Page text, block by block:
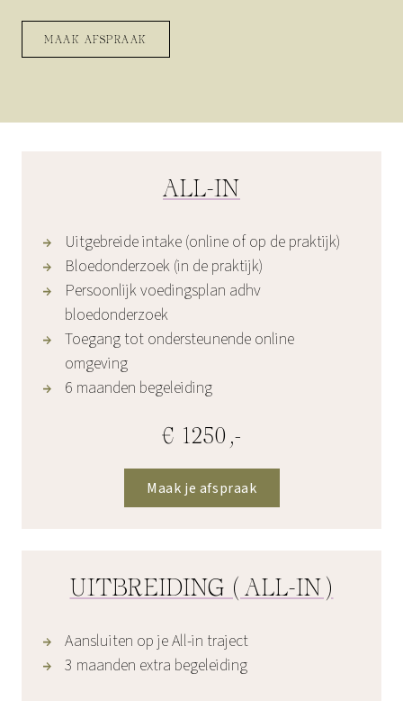
MAAK AFSPRAAK
ALL-IN
Uitgebreide intake (online of op de praktijk)
Bloedonderzoek (in de praktijk)
Persoonlijk voedingsplan adhv
bloedonderzoek
Toegang tot ondersteunende online
omgeving
6 maanden begeleiding
€ 1250,-
Maak je afspraak
UITBREIDING (ALL-IN)
Aansluiten op je All-in traject
3 maanden extra begeleiding